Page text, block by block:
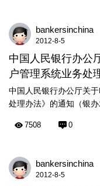
bankersinchina
2012-8-5
中国人民银行办公
户管理系统业务处
中国人民银行办公厅关
处理办法》的通知（银办
7508 0
bankersinchina
2012-8-5